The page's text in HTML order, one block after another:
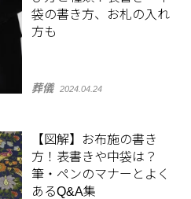
袋の書き方、お札の入れ
方も
葬儀 2024.04.24
【図解】お布施の書き
方！表書きや中袋は？
筆・ペンのマナーとよく
あるQ&A集